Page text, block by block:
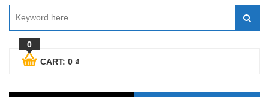
0
CART: 0 ₫